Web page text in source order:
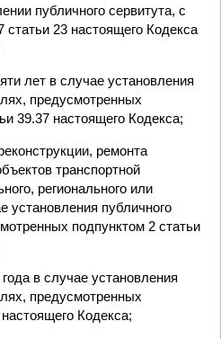
публичного сервитута, с
статьи 23 настоящего Кодекса
лет в случае установления
предусмотренных
39.37 настоящего Кодекса;
ремонта
транспортной
регионального или
установления публичного
подпунктом 2 статьи
в случае установления
предусмотренных
Кодекса;